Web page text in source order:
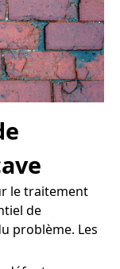
le traitement
de
problème. Les